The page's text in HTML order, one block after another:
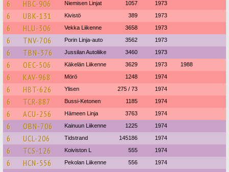
6 HBC-906 Niemisen Linjat 1057 1973
6 UBK-131 Kivistö 389 1973
6 HLU-306 Vekka Liikenne 3658 1973
6 TNV-706 Porin Linja-auto 3562 1973
6 TBN-376 Jussilan Autoliike 3460 1973
6 OEC-506 Käkelän Liikenne 3629 1973 1988
6 KAV-968 Mörö 1248 1974
6 HBT-626 Ylisen 275 / 73 1974
6 TCR-887 Bussi-Ketonen 1185 1974
6 ACU-256 Hämeen Linja 3763 1974
6 OBN-706 Kainuun Liikenne 1225 1974
6 UCL-206 Tidstrand 145186 1974
6 TCS-126 Koiviston L 555 1974
6 HCN-556 Pekolan Liikenne 556 1974